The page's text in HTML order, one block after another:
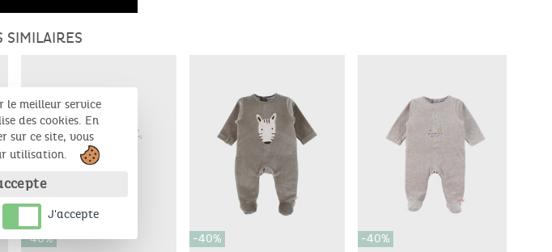
SIMILAIRES
-40%
-40%
-40%
le meilleur service
des cookies. En
sur ce site, vous
utilisation.
J'accepte